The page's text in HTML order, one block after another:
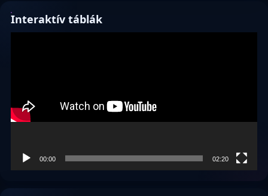
Interaktív táblák
00:00 02:20